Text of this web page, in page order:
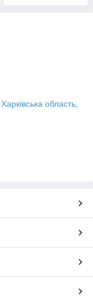
область,